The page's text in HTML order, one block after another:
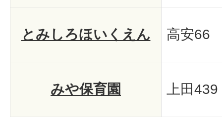
とみしろほいくえん 高安66
みや保育園 上田439